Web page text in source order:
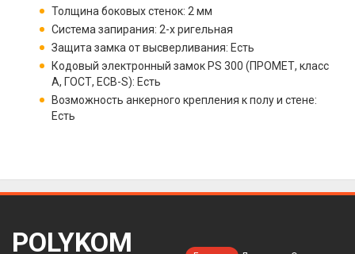
Толщина боковых стенок: 2 мм
Система запирания: 2-х ригельная
Защита замка от высверливания: Есть
Кодовый электронный замок PS 300 (ПРОМЕТ, класс
А, ГОСТ, ECB-S): Есть
Возможность анкерного крепления к полу и стене:
Есть
POLYKOM